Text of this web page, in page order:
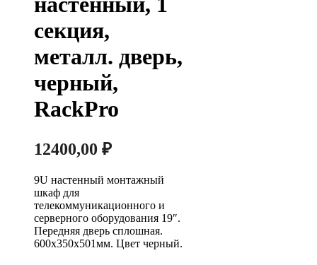
секция,
металл. дверь,
черный,
RackPro
12400,00 ₽
9U настенный монтажный
шкаф для
телекоммуникационного и
серверного оборудования 19″.
Передняя дверь сплошная.
600х350х501мм. Цвет черный.